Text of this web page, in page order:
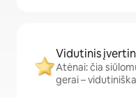
Vidutinis
Atėnai: čia
gerai –